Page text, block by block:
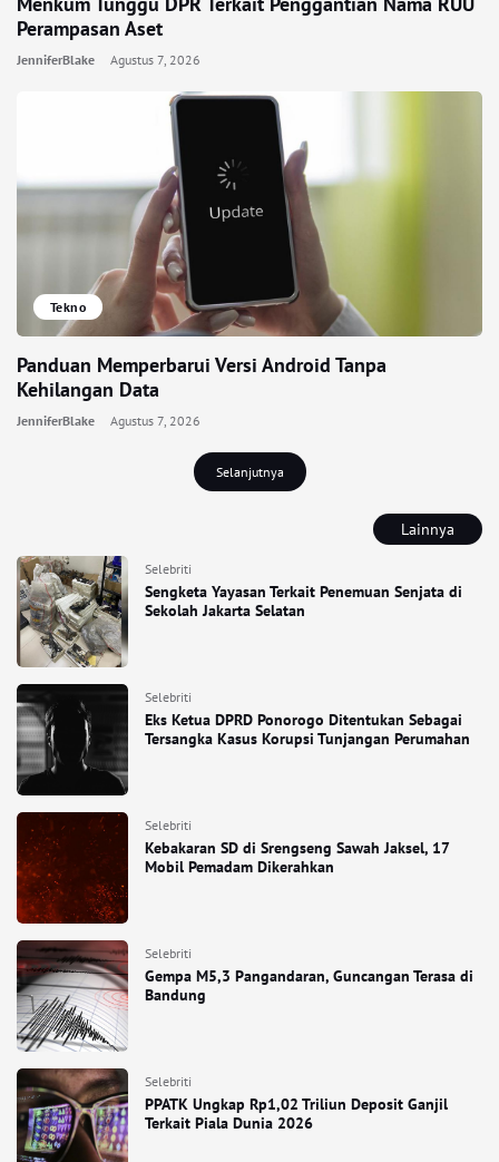
Lainnya
Selebriti
Sengketa Yayasan Terkait Penemuan Senjata di
Sekolah Jakarta Selatan
Selebriti
Eks Ketua DPRD Ponorogo Ditentukan Sebagai
Tersangka Kasus Korupsi Tunjangan Perumahan
Selebriti
Kebakaran SD di Srengseng Sawah Jaksel, 17
Mobil Pemadam Dikerahkan
Selebriti
Gempa M5,3 Pangandaran, Guncangan Terasa di
Bandung
Selebriti
PPATK Ungkap Rp1,02 Triliun Deposit Ganjil
Terkait Piala Dunia 2026
Perampasan Aset
JenniferBlake Agustus 7, 2026
Tekno
Panduan Memperbarui Versi Android Tanpa
Kehilangan Data
JenniferBlake Agustus 7, 2026
Selanjutnya